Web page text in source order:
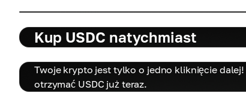
Kup USDC natychmiast
Twoje krypto jest tylko o jedno kliknięcie
otrzymać USDC już teraz.